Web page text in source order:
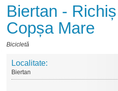
Biertan -
Copșa Mare
Bicicletă
Localitate:
Biertan